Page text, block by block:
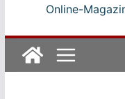
Online-